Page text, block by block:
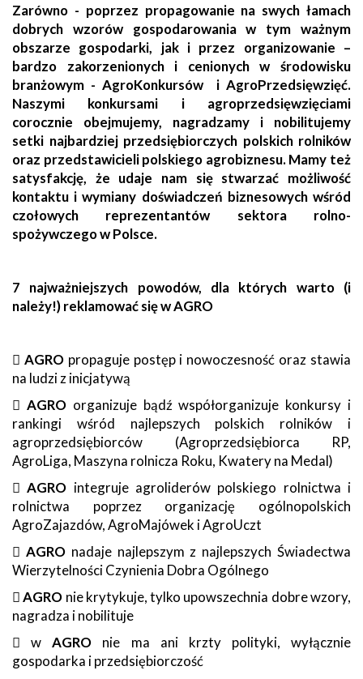
Zarówno - poprzez propagowanie na swych łamach
dobrych wzorów gospodarowania w tym ważnym
obszarze gospodarki, jak i przez organizowanie –
bardzo zakorzenionych i cenionych w środowisku
branżowym - AgroKonkursów i AgroPrzedsięwzięć.
Naszymi konkursami i agroprzedsięwzięciami
corocznie obejmujemy, nagradzamy i nobilitujemy
setki najbardziej przedsiębiorczych polskich rolników
oraz przedstawicieli polskiego agrobiznesu. Mamy też
satysfakcję, że udaje nam się stwarzać możliwość
kontaktu i wymiany doświadczeń biznesowych wśród
czołowych reprezentantów sektora rolno-
spożywczego w Polsce.
7 najważniejszych powodów, dla których warto (i
należy!) reklamować się w AGRO
 AGROpropaguje postęp i nowoczesność oraz stawia
na ludzi z inicjatywą
 AGROorganizuje bądź współorganizuje konkursy i
rankingi wśród najlepszych polskich rolników i
agroprzedsiębiorców (Agroprzedsiębiorca RP,
AgroLiga, Maszyna rolnicza Roku, Kwatery na Medal)
AGRO integruje agroliderów polskiego rolnictwa i
rolnictwa poprzez organizację ogólnopolskich
AgroZajazdów, AgroMajówek i AgroUczt
 AGROnadaje najlepszym z najlepszych Świadectwa
Wierzytelności Czynienia Dobra Ogólnego
AGRO nie krytykuje, tylko upowszechnia dobre wzory,
nagradza i nobilituje
 wAGRO nie ma ani krzty polityki, wyłącznie
gospodarka i przedsiębiorczość